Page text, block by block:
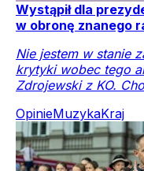
Wystąpił dla
w obronę znanego
Nie jestem w stanie
krytyki wobec tego
Zdrojewski z KO.
OpinieMuzykaKraj